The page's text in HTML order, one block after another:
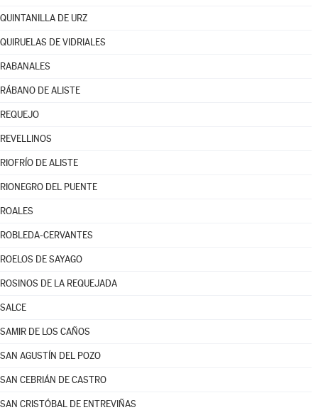
QUINTANILLA DE URZ
QUIRUELAS DE VIDRIALES
RABANALES
RÁBANO DE ALISTE
REQUEJO
REVELLINOS
RIOFRÍO DE ALISTE
RIONEGRO DEL PUENTE
ROALES
ROBLEDA-CERVANTES
ROELOS DE SAYAGO
ROSINOS DE LA REQUEJADA
SALCE
SAMIR DE LOS CAÑOS
SAN AGUSTÍN DEL POZO
SAN CEBRIÁN DE CASTRO
SAN CRISTÓBAL DE ENTREVIÑAS